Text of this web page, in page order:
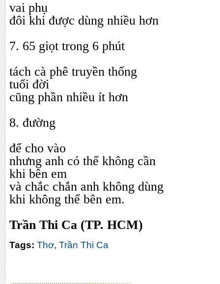
vai phụ
đôi khi được dùng nhiều hơn
7. 65 giọt trong 6 phút
tách cà phê truyền thống
tuổi đời
cũng phần nhiều ít hơn
8. đường
để cho vào
nhưng anh có thể không cần
khi bên em
và chắc chắn anh không dùng
khi không thể bên em.
Trần Thi Ca (TP. HCM)
Tags: Thơ, Trần Thi Ca